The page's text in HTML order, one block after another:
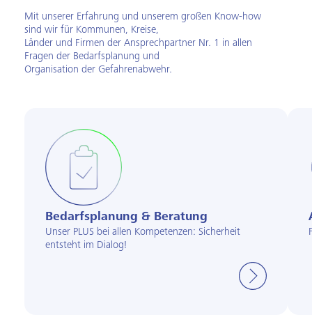
Mit unserer Erfahrung und unserem großen Know-how
sind wir für Kommunen, Kreise,
Länder und Firmen der Ansprechpartner Nr. 1 in allen
Fragen der Bedarfsplanung und
Organisation der Gefahrenabwehr.
Bedarfs­planung & Beratung
Unser PLUS bei allen Kompetenzen: Sicherheit
entsteht im Dialog!